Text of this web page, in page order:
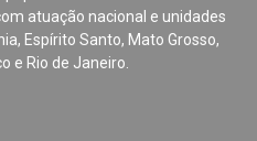
atuação nacional e unidades
Espírito Santo, Mato Grosso,
e Rio de Janeiro.